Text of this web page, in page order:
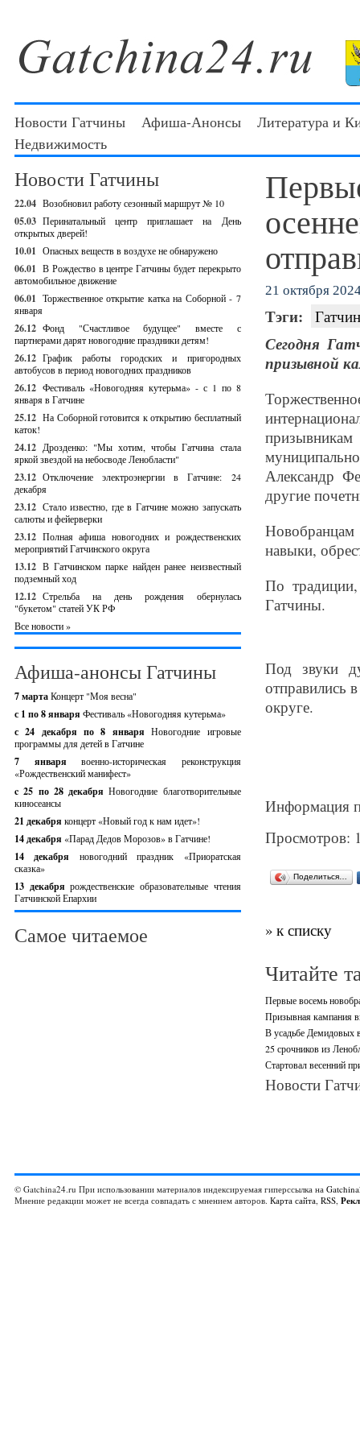
Новости Гатчины Афиша-Анонсы
Литература и
Недвижимость
Новости Гатчины
22.04 Возобновил работу сезонный маршрут № 10
05.03 Перинатальный центр приглашает на День
открытых дверей!
10.01 Опасных веществ в воздухе не обнаружено
06.01 В Рождество в центре Гатчины будет перекрыто
автомобильное движение
06.01 Торжественное открытие катка на Соборной - 7
января
26.12 Фонд "Счастливое будущее" вместе с
партнерами дарят новогодние праздники детям!
26.12 График работы городских и пригородных
автобусов в период новогодних праздников
26.12 Фестиваль «Новогодняя кутерьма» - с 1 по 8
января в Гатчине
25.12 На Соборной готовится к открытию бесплатный
каток!
24.12 Дрозденко: "Мы хотим, чтобы Гатчина стала
яркой звездой на небосводе Ленобласти"
23.12 Отключение электроэнергии в Гатчине: 24
декабря
23.12 Стало известно, где в Гатчине можно запускать
салюты и фейерверки
23.12 Полная афиша новогодних и рождественских
мероприятий Гатчинского округа
13.12 В Гатчинском парке найден ранее неизвестный
подземный ход
12.12 Стрельба на день рождения обернулась
"букетом" статей УК РФ
Все новости »
Афиша-анонсы Гатчины
7 мартаКонцерт "Моя весна"
с 1 по 8 января Фестиваль «Новогодняя кутерьма»
с 24 декабря по 8 январяНовогодние игровые
программы для детей в Гатчине
7 январявоенно-историческая реконструкция
«Рождественский манифест»
c 25 по 28 декабряНовогодние благотворительные
киносеансы
21 декабря концерт «Новый год к нам идет»!
14 декабря «Парад Дедов Морозов» в Гатчине!
14 декабря новогодний праздник «Приоратская
сказка»
13 декабрярождественские образовательные чтения
Гатчинской Епархии
Самое читаемое
21 октября
Тэги:
Сегодня
призывной
призывникам
Александр
другие
навыки,
По
Гатчины.
Под звуки
отправились
округе.
Информация
Просмотров:
Поделиться…
» к списку
Читайте
Первые восемь
Призывная кампания
В усадьбе Демидовых
25 срочников из
Стартовал весенний
Новости
© Gatchina24.ru При использовании материалов индексируемая гиперссылка на
Мнение редакции может не всегда совпадать с мнением авторов. Карта сайта, RSS,